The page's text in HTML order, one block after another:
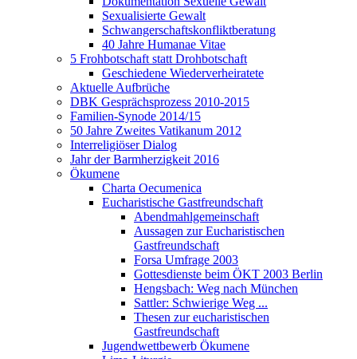
Sexualisierte Gewalt
Schwangerschaftskonfliktberatung
40 Jahre Humanae Vitae
5 Frohbotschaft statt Drohbotschaft
Geschiedene Wiederverheiratete
Aktuelle Aufbrüche
DBK Gesprächsprozess 2010-2015
Familien-Synode 2014/15
50 Jahre Zweites Vatikanum 2012
Interreligiöser Dialog
Jahr der Barmherzigkeit 2016
Ökumene
Charta Oecumenica
Eucharistische Gastfreundschaft
Abendmahlgemeinschaft
Aussagen zur Eucharistischen
Gastfreundschaft
Forsa Umfrage 2003
Gottesdienste beim ÖKT 2003 Berlin
Hengsbach: Weg nach München
Sattler: Schwierige Weg ...
Thesen zur eucharistischen
Gastfreundschaft
Jugendwettbewerb Ökumene